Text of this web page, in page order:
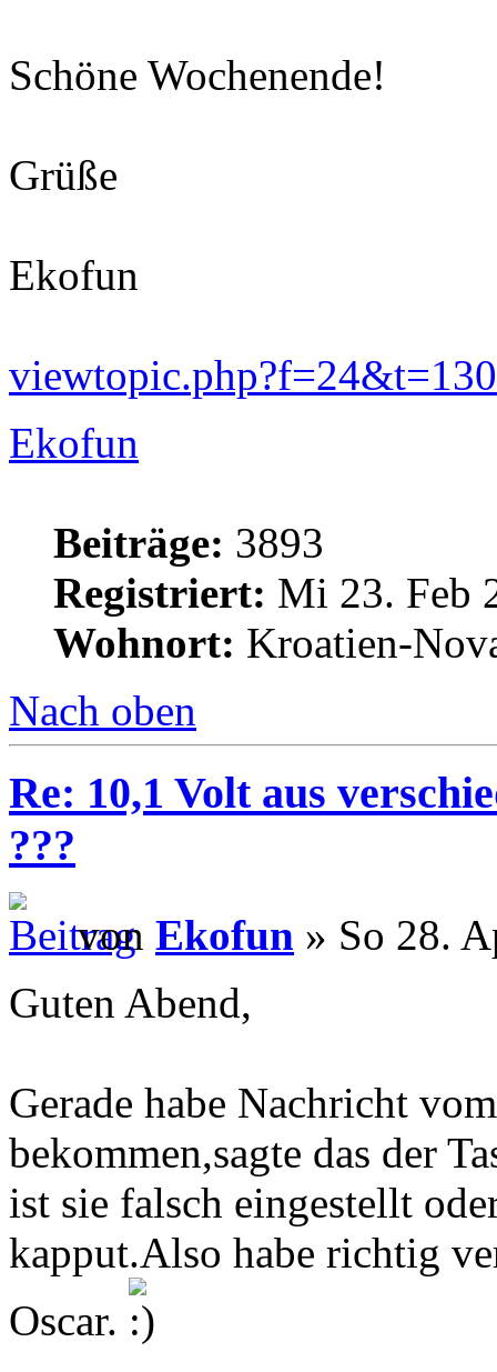
Schöne Wochenende!
Grüße
Ekofun
Ekofun
Beiträge: 3893
Registriert: Mi 23. Feb
Wohnort: Kroatien-
Nach oben
Re: 10,1 Volt aus
???
von Ekofun » So 28.
Guten Abend,
Gerade habe Nachricht
bekommen,sagte das der
ist sie falsch eingestellt
kapput.Also habe richtig
Oscar.